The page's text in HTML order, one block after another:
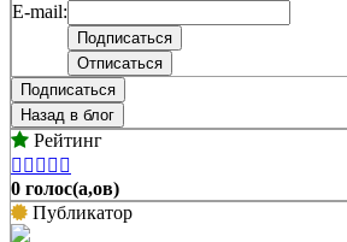
E-mail:
Подписаться
Назад в блог
Рейтинг
    
0 голос(а,ов)
Публикатор